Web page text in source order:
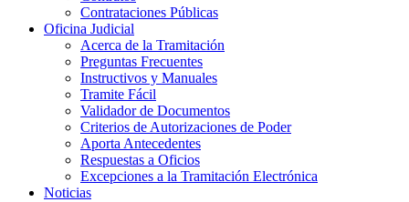
Contrataciones Públicas
Oficina Judicial
Acerca de la Tramitación
Preguntas Frecuentes
Instructivos y Manuales
Tramite Fácil
Validador de Documentos
Criterios de Autorizaciones de Poder
Aporta Antecedentes
Respuestas a Oficios
Excepciones a la Tramitación Electrónica
Noticias